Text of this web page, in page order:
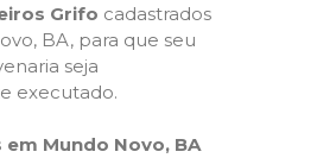
Grifo cadastrados
BA, para que seu
seja
executado.
Mundo Novo, BA